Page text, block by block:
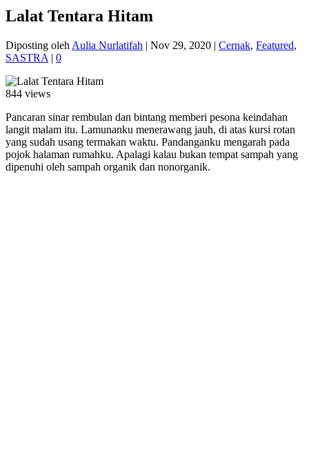
Lalat Tentara Hitam
Diposting oleh Aulia Nurlatifah | Nov 29, 2020 | Cernak, Featured,
SASTRA | 0
844 views
Pancaran sinar rembulan dan bintang memberi pesona keindahan
langit malam itu. Lamunanku menerawang jauh, di atas kursi rotan
yang sudah usang termakan waktu. Pandanganku mengarah pada
pojok halaman rumahku. Apalagi kalau bukan tempat sampah yang
dipenuhi oleh sampah organik dan nonorganik.